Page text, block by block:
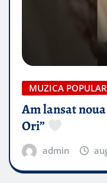
MUZICA
Am lansat
Ori”
admin